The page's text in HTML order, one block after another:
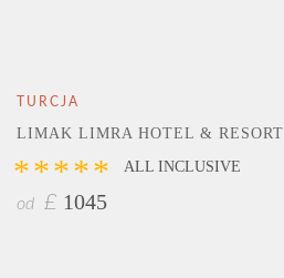
TURCJA
LIMAK LIMRA HOTEL & RESORT
***** ALL INCLUSIVE
od £ 1045